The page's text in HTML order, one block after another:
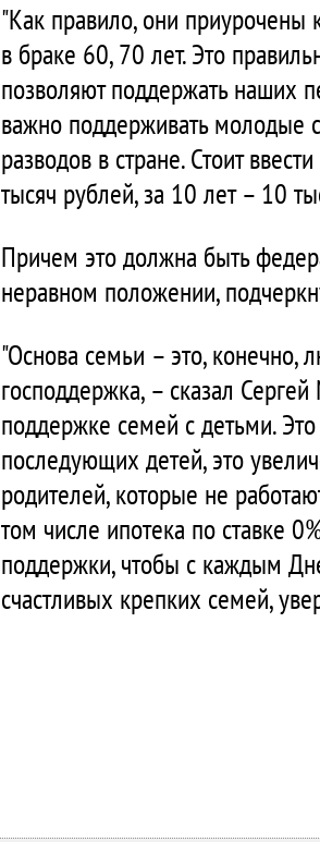
"Как правило, они приурочены
в браке 60, 70 лет. Это
позволяют поддержать наших
важно поддерживать молодые
разводов в стране. Стоит
тысяч рублей, за 10 лет – 10
Причем это должна быть
неравном положении,
"Основа семьи – это,
господдержка, – сказал
поддержке семей с детьми.
последующих детей, это
родителей, которые не
том числе ипотека по ставке
поддержки, чтобы с каждым
счастливых крепких семей,